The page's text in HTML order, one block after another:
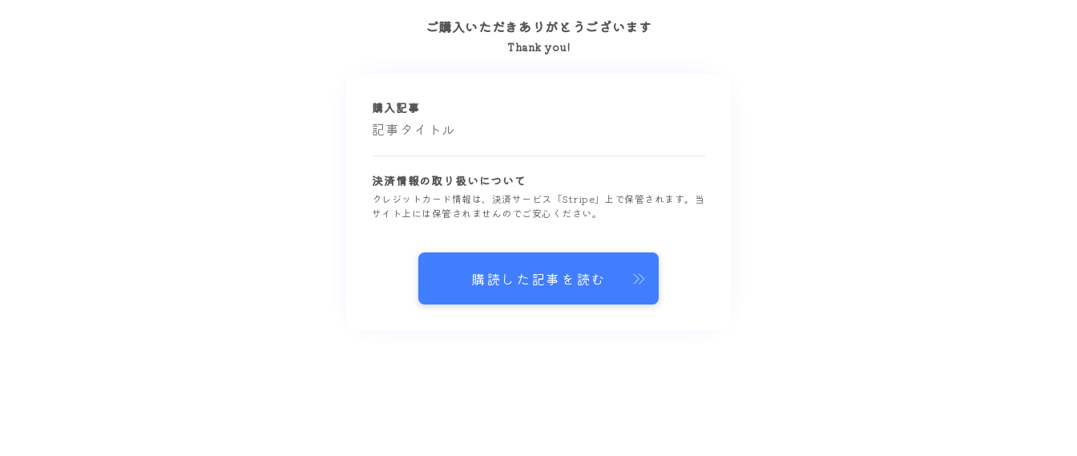
ご購入いただきありがとうございます
Thank you!
購入記事
記事タイトル
決済情報の取り扱いについて
クレジットカード情報は、決済サービス「Stripe」上で保管されます。当
サイト上には保管されませんのでご安心ください。
購読した記事を読む